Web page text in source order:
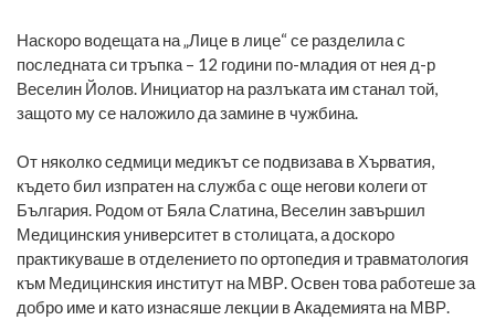
Наскоро водещата на „Лице в лице“ се разделила с
последната си тръпка – 12 години по-младия от нея д-р
Веселин Йолов. Инициатор на разлъката им станал той,
защото му се наложило да замине в чужбина.
От няколко седмици медикът се подвизава в Хърватия,
където бил изпратен на служба с още негови колеги от
България. Родом от Бяла Слатина, Веселин завършил
Медицинския университет в столицата, а доскоро
практикуваше в отделението по ортопедия и травматология
към Медицинския институт на МВР. Освен това работеше за
добро име и като изнасяше лекции в Академията на МВР.